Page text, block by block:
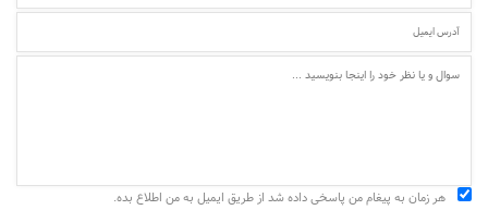
هر زمان به پیغام من پاسخی داده شد از طریق ایمیل به من اطلاع بده.